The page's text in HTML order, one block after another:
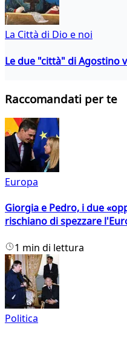
La Città di Dio e noi
Le due "città" di Agostino
Raccomandati per te
Europa
Giorgia e Pedro, i due
rischiano di spezzare
1 min di lettura
Politica